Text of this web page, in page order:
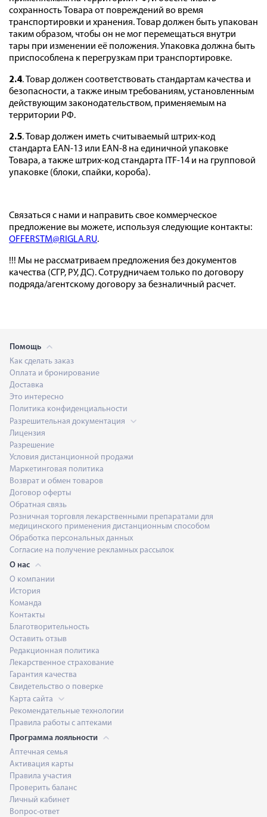
сохранность Товара от повреждений во время
транспортировки и хранения. Товар должен быть упакован
таким образом, чтобы он не мог перемещаться внутри
тары при изменении её положения. Упаковка должна быть
приспособлена к перегрузкам при транспортировке.
2.4. Товар должен соответствовать стандартам качества и
безопасности, а также иным требованиям, установленным
действующим законодательством, применяемым на
территории РФ.
2.5. Товар должен иметь считываемый штрих-код
стандарта EAN-13 или EAN-8 на единичной упаковке
Товара, а также штрих-код стандарта ITF-14 и на групповой
упаковке (блоки, спайки, короба).
Связаться с нами и направить свое коммерческое
предложение вы можете, используя следующие контакты:
OFFERSTM@RIGLA.RU.
!!! Мы не рассматриваем предложения без документов
качества (СГР, РУ, ДС). Сотрудничаем только по договору
подряда/агентскому договору за безналичный расчет.
Помощь
Как сделать заказ
Оплата и бронирование
Доставка
Это интересно
Политика конфиденциальности
Разрешительная документация
Лицензия
Разрешение
Условия дистанционной продажи
Маркетинговая политика
Возврат и обмен товаров
Договор оферты
Обратная связь
Розничная торговля лекарственными препаратами для
медицинского применения дистанционным способом
Обработка персональных данных
Согласие на получение рекламных рассылок
О нас
О компании
История
Команда
Контакты
Благотворительность
Оставить отзыв
Редакционная политика
Лекарственное страхование
Гарантия качества
Свидетельство о поверке
Карта сайта
Рекомендательные технологии
Правила работы с аптеками
Программа лояльности
Аптечная семья
Активация карты
Правила участия
Проверить баланс
Личный кабинет
Вопрос-ответ